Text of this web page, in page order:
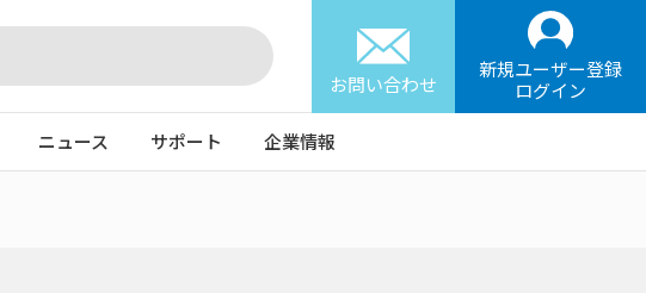
お問い合わせ
新規ユーザー登録
ログイン
ニュース サポート 企業情報